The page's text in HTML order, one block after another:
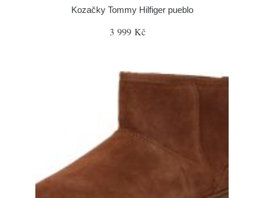
Kozačky Tommy Hilfiger pueblo
3 999 Kč